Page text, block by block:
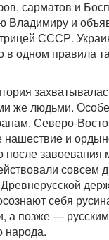
сарматов и
Владимиру и
СССР.
в одном правила
же людьми.
Северо-
и
завоевания
совсем
Древнерусской
себя
позже —
народа.